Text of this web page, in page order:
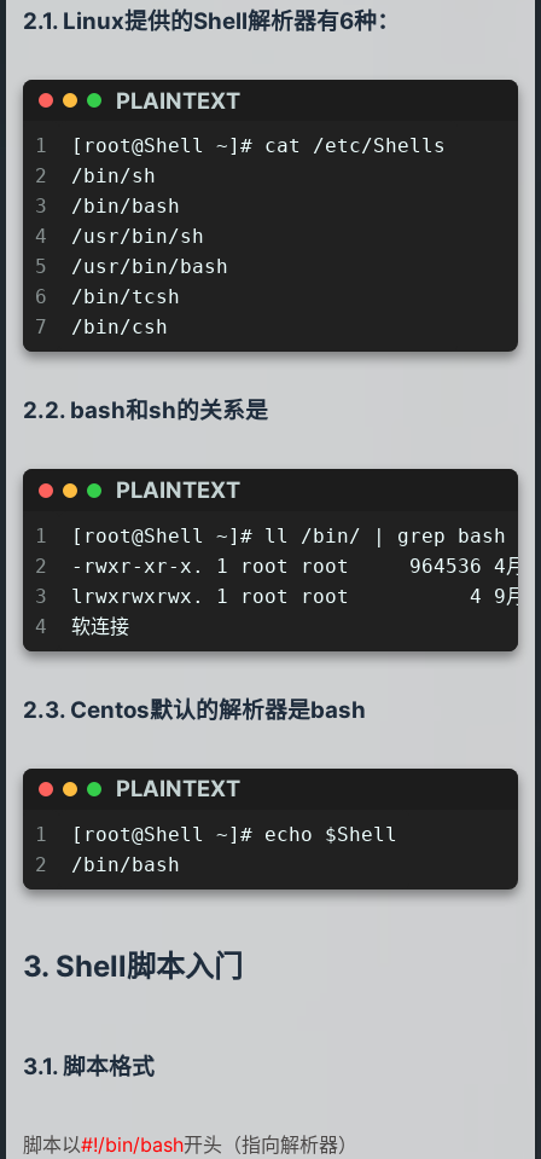
Linux提供的Shell解析器有6种：
PLAINTEXT
1
2
3
4
5
6
7
[root@Shell ~]# cat /etc/Shells
/bin/sh
/bin/bash
/usr/bin/sh
/usr/bin/bash
/bin/tcsh
/bin/csh
bash和sh的关系是
PLAINTEXT
1
2
3
4
[root@Shell ~]# ll /bin/ | grep bash
-rwxr-xr-x. 1 root root     964536 4月
lrwxrwxrwx. 1 root root          4 9月
软连接
Centos默认的解析器是bash
PLAINTEXT
1
2
[root@Shell ~]# echo $Shell
/bin/bash
Shell脚本入门
脚本格式
脚本以#!/bin/bash开头（指向解析器）